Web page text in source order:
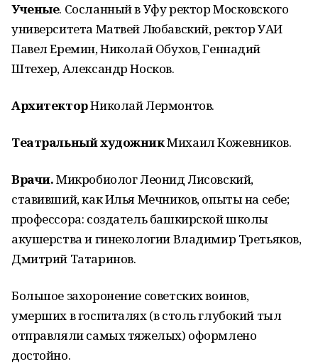
Ученые. Сосланный в Уфу ректор Московского
университета Матвей Любавский, ректор УАИ
Павел Еремин, Николай Обухов, Геннадий
Штехер, Александр Носков.
АрхитекторНиколай Лермонтов.
Театральный художникМихаил Кожевников.
Врачи.Микробиолог Леонид Лисовский,
ставивший, как Илья Мечников, опыты на себе;
профессора: создатель башкирской школы
акушерства и гинекологии Владимир Третьяков,
Дмитрий Татаринов.
Большое захоронение советских воинов,
умерших в госпиталях (в столь глубокий тыл
отправляли самых тяжелых) оформлено
достойно.